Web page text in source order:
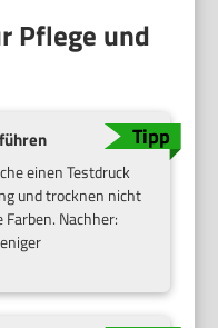
Pflege und
einen Testdruck
und trocknen nicht
Nachher: